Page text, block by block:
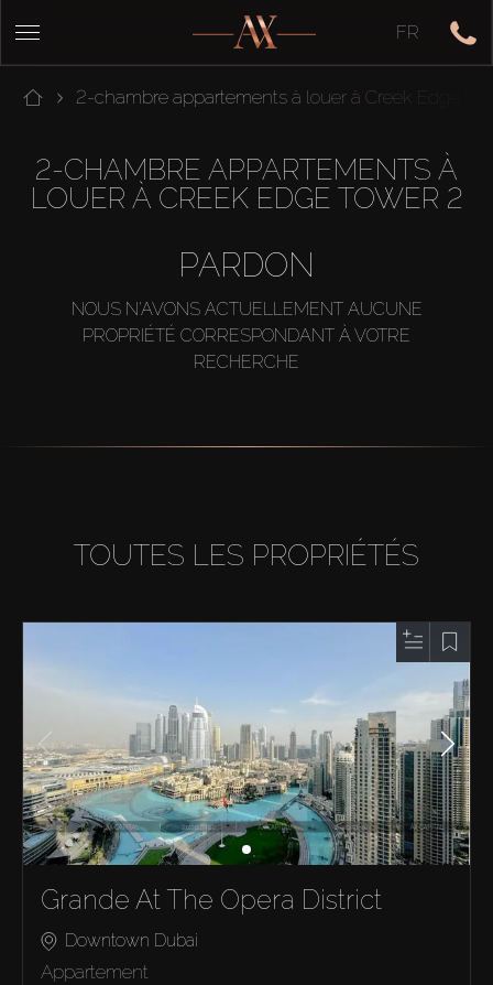
FR
2-chambre appartements à louer à Creek Edge
2-CHAMBRE APPARTEMENTS À
LOUER À CREEK EDGE TOWER 2
PARDON
NOUS N'AVONS ACTUELLEMENT AUCUNE
PROPRIÉTÉ CORRESPONDANT À VOTRE
RECHERCHE
TOUTES LES PROPRIÉTÉS
Grande At The Opera District
Downtown Dubai
Appartement